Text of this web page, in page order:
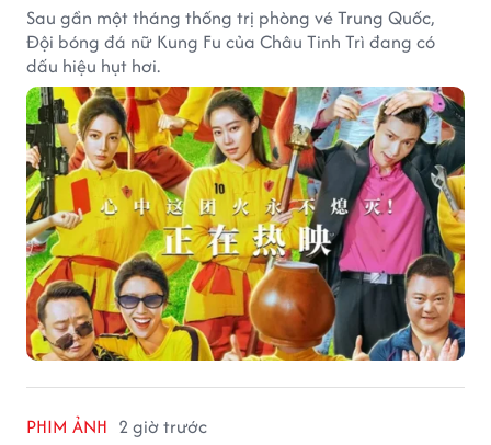
Sau gần một tháng thống trị phòng vé Trung Quốc,
Đội bóng đá nữ Kung Fu của Châu Tinh Trì đang có
dấu hiệu hụt hơi.
PHIM ẢNH 2 giờ trước